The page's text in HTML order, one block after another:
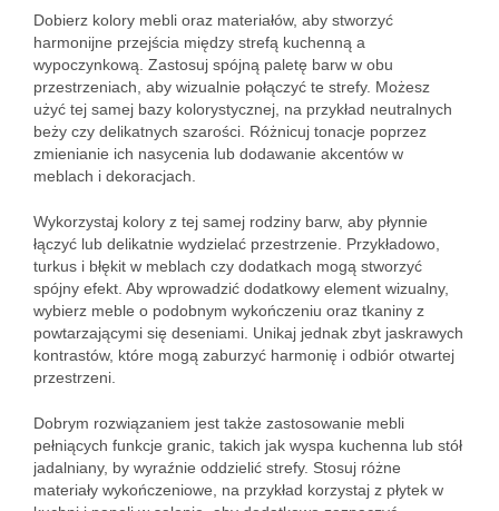
Dobierz kolory mebli oraz materiałów, aby stworzyć
harmonijne przejścia między strefą kuchenną a
wypoczynkową. Zastosuj spójną paletę barw w obu
przestrzeniach, aby wizualnie połączyć te strefy. Możesz
użyć tej samej bazy kolorystycznej, na przykład neutralnych
beży czy delikatnych szarości. Różnicuj tonacje poprzez
zmienianie ich nasycenia lub dodawanie akcentów w
meblach i dekoracjach.
Wykorzystaj kolory z tej samej rodziny barw, aby płynnie
łączyć lub delikatnie wydzielać przestrzenie. Przykładowo,
turkus i błękit w meblach czy dodatkach mogą stworzyć
spójny efekt. Aby wprowadzić dodatkowy element wizualny,
wybierz meble o podobnym wykończeniu oraz tkaniny z
powtarzającymi się deseniami. Unikaj jednak zbyt jaskrawych
kontrastów, które mogą zaburzyć harmonię i odbiór otwartej
przestrzeni.
Dobrym rozwiązaniem jest także zastosowanie mebli
pełniących funkcje granic, takich jak wyspa kuchenna lub stół
jadalniany, by wyraźnie oddzielić strefy. Stosuj różne
materiały wykończeniowe, na przykład korzystaj z płytek w